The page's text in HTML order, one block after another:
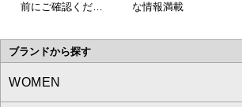
前にご確認くださ
な情報満載
ブランドから探す
WOMEN